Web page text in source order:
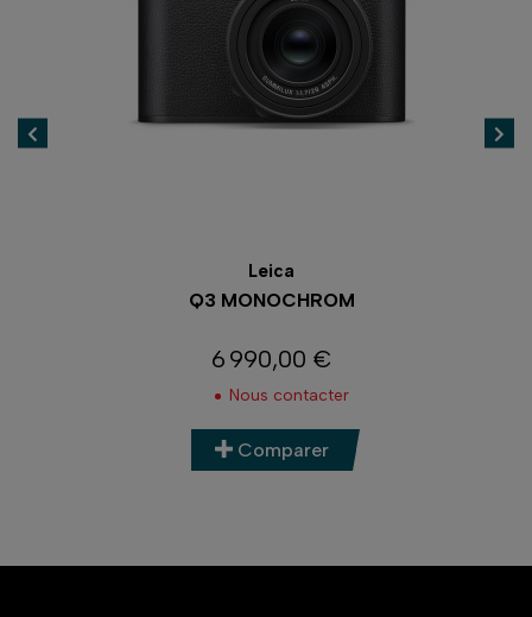
Leica
Q3 MONOCHROM
Prix
6 990,00 €
Nous contacter
Comparer